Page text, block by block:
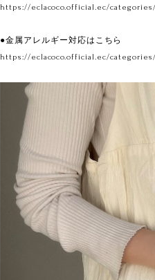
https://eclacoco.official.ec/categories/
●金属アレルギー対応はこちら
https://eclacoco.official.ec/categories/